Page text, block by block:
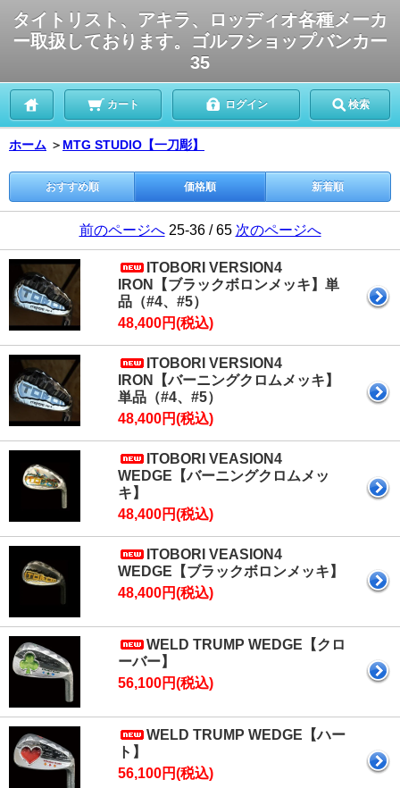
タイトリスト、アキラ、ロッディオ各種メーカ
ー取扱しております。ゴルフショップバンカー
35
カート ログイン 検索
ホーム ＞ MTG STUDIO【一刀彫】
おすすめ順 価格順 新着順
前のページへ25-36 / 65 次のページへ
ITOBORI VERSION4
IRON【ブラックボロンメッキ】単
品（#4、#5）
48,400円(税込)
ITOBORI VERSION4
IRON【バーニングクロムメッキ】
単品（#4、#5）
48,400円(税込)
ITOBORI VEASION4
WEDGE【バーニングクロムメッ
キ】
48,400円(税込)
ITOBORI VEASION4
WEDGE【ブラックボロンメッキ】
48,400円(税込)
WELD TRUMP WEDGE【クロ
ーバー】
56,100円(税込)
WELD TRUMP WEDGE【ハー
ト】
56,100円(税込)